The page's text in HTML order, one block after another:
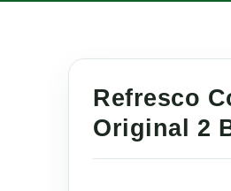
Refresco
Original 2